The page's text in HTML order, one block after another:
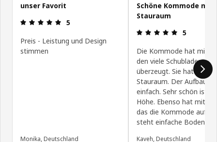
unser Favorit
Bewertung: 5 von 5 Sterne
5
Preis - Leistung und Design
stimmen
Monika, Deutschland
Schöne Kommode mit
Stauraum
5
Die Kommode hat mich
den viele Schubladen
überzeugt. Sie hat viel
Stauraum. Der Aufbau
einfach. Sehr schön ist
Höhe. Ebenso hat mit
das die Kommode auf
steht einfache
Kaveh, Deutschland